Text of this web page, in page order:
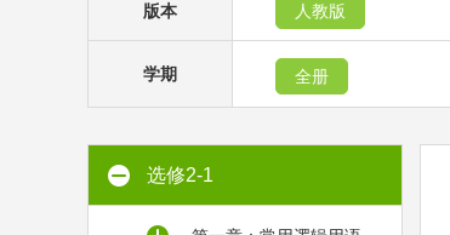
版本 人教版
学期 全册
选修2-1